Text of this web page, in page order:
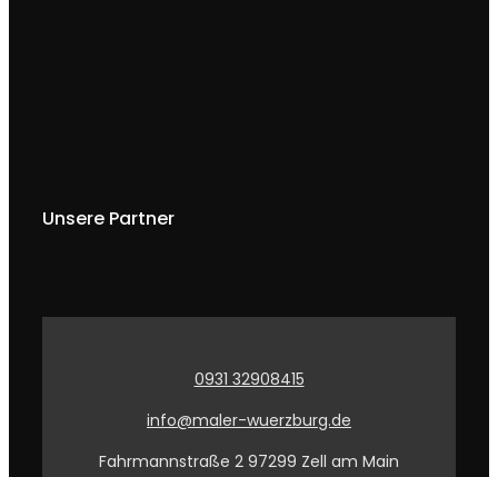
Unsere Partner
0931 32908415
info@maler-wuerzburg.de
Fahrmannstraße 2 97299 Zell am Main